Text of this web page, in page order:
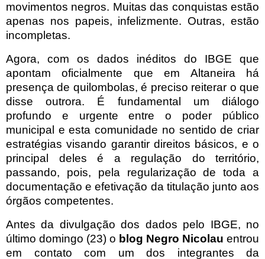
movimentos negros. Muitas das conquistas estão
apenas nos papeis, infelizmente. Outras, estão
incompletas.
Agora, com os dados inéditos do IBGE que
apontam oficialmente que em Altaneira há
presença de quilombolas, é preciso reiterar o que
disse outrora. É fundamental um diálogo
profundo e urgente entre o poder público
municipal e esta comunidade no sentido de criar
estratégias visando garantir direitos básicos, e o
principal deles é a regulação do território,
passando, pois, pela regularização de toda a
documentação e efetivação da titulação junto aos
órgãos competentes.
Antes da divulgação dos dados pelo IBGE, no
último domingo (23) o blog Negro Nicolau entrou
em contato com um dos integrantes da